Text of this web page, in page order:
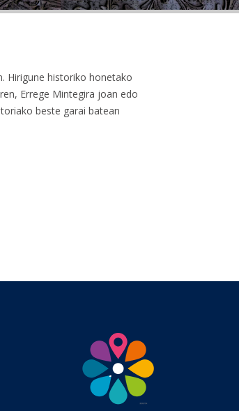
Hirigune historiko honetako
Errege Mintegira joan edo
beste garai batean